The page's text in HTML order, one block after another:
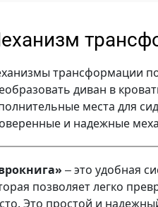
трансформации
диван в
места для
и надежные
– это удобная
позволяет легко
Это простой и